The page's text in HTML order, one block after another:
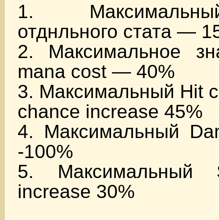
1.
отднльного стата —
2. Максимальное
mana cost — 40%
3. Максимальный Hit
chance increase 45%
4. Максимальный
-100%
5. Максимальный
increase 30%